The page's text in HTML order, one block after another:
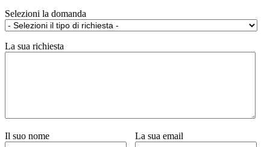
Selezioni la domanda
La sua richiesta
Il suo nome La sua email